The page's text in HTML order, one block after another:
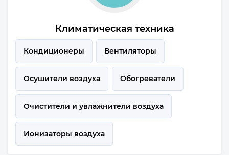
Климатическая техника
Кондиционеры Вентиляторы
Осушители воздуха Обогреватели
Очистители и увлажнители воздуха
Ионизаторы воздуха